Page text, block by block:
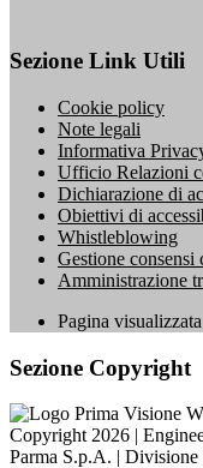
Sezione Link Utili
Cookie policy
Note legali
Informativa
Ufficio Relazioni
Dichiarazione di
Obiettivi di
Whistleblowing
Gestione consensi
Amministrazione
Pagina visualizzata
Sezione Copyright
Copyright 2026 |
Parma S.p.A. |